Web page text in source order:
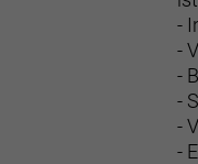
-
-
-
-
-
-